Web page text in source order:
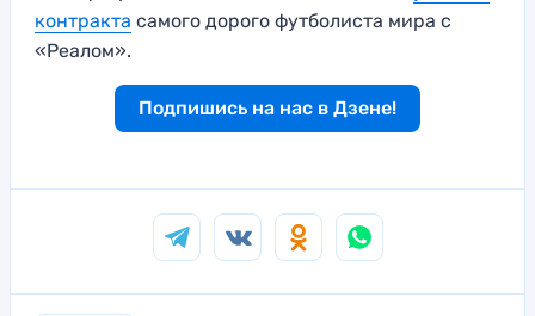
контракта самого дорого футболиста мира с
«Реалом».
Подпишись на нас в Дзене!